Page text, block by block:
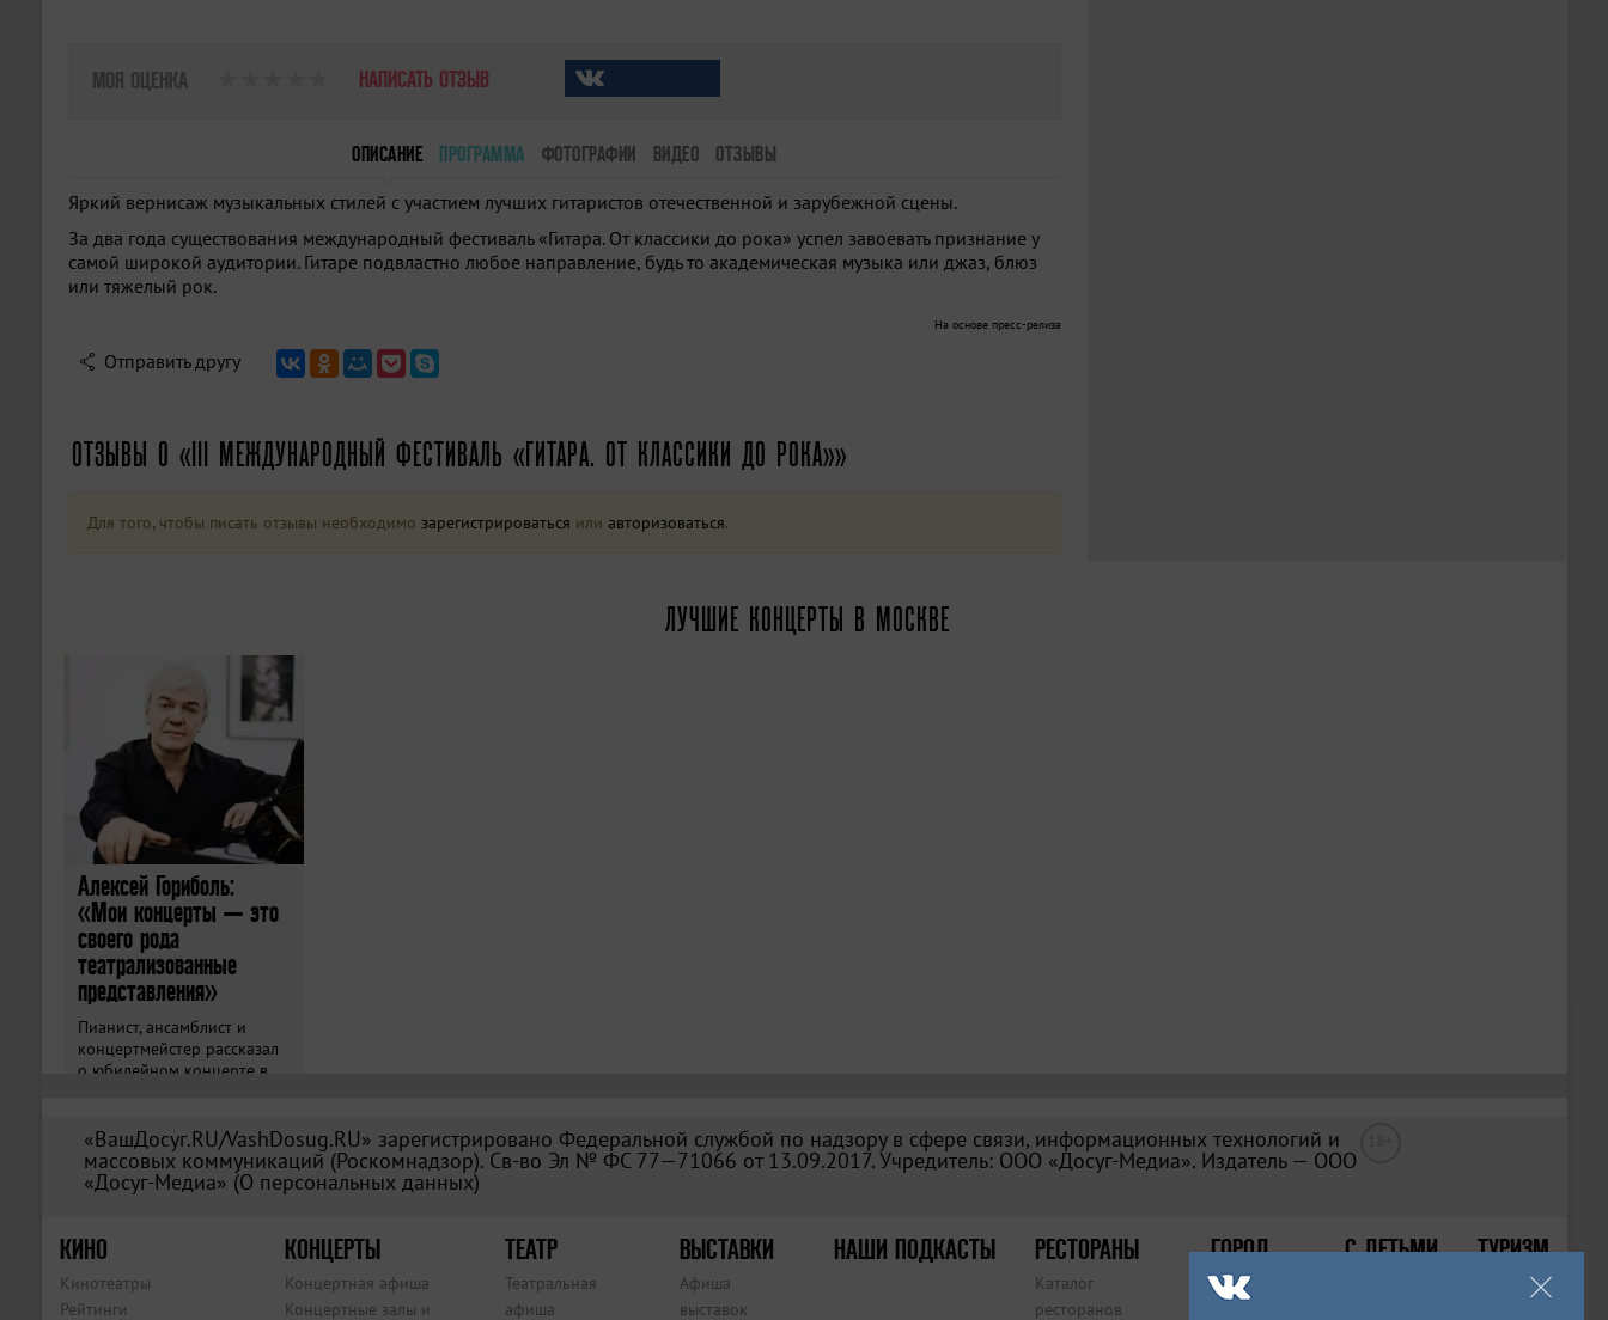
МОЯ ОЦЕНКА НАПИСАТЬ ОТЗЫВ
ОПИСАНИЕ ПРОГРАММА ФОТОГРАФИИ ВИДЕО ОТЗЫВЫ
Яркий вернисаж музыкальных стилей с участием лучших гитаристов отечественной и зарубежной сцены.
За два года существования международный фестиваль «Гитара. От классики до рока» успел завоевать признание у
самой широкой аудитории. Гитаре подвластно любое направление, будь то академическая музыка или джаз, блюз
или тяжелый рок.
На основе пресс-релиза
Отправить другу
ОТЗЫВЫ О «III МЕЖДУНАРОДНЫЙ ФЕСТИВАЛЬ «ГИТАРА. ОТ КЛАССИКИ ДО РОКА»»
Для того, чтобы писать отзывы необходимо зарегистрироваться или авторизоваться.
ЛУЧШИЕ КОНЦЕРТЫ В МОСКВЕ
Алексей Гориболь:
«Мои концерты — это
своего рода
театрализованные
представления»
Пианист, ансамблист и
концертмейстер рассказал
о юбилейном концерте в
«ВашДосуг.RU/VashDosug.RU» зарегистрировано Федеральной службой по надзору в сфере связи, информационных технологий и
массовых коммуникаций (Роскомнадзор). Св-во Эл № ФС 77—71066 от 13.09.2017. Учредитель: ООО «Досуг-Медиа». Издатель — ООО
«Досуг-Медиа» (О персональных данных)
КИНО
Кинотеатры
Рейтинги
КОНЦЕРТЫ
Концертная афиша
Концертные залы и
ТЕАТР
Театральная
афиша
ВЫСТАВКИ
Афиша
выставок
НАШИ ПОДКАСТЫ РЕСТОРАНЫ
Каталог
ресторанов
ГОРОД
Места
С ДЕТЬМИ ТУРИЗМ